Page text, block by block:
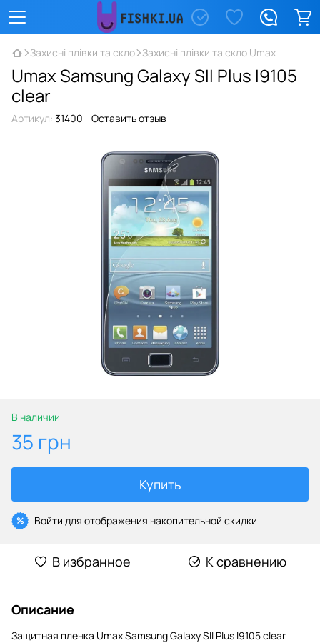
Захисні плівки та скло Захисні плівки та скло Umax
Umax Samsung Galaxy SII Plus I9105
clear
Артикул: 31400 Оставить отзыв
В наличии
35 грн
Купить
% Войти для отображения накопительной скидки
В избранное К сравнению
Описание
Защитная пленка Umax Samsung Galaxy SII Plus I9105 clear